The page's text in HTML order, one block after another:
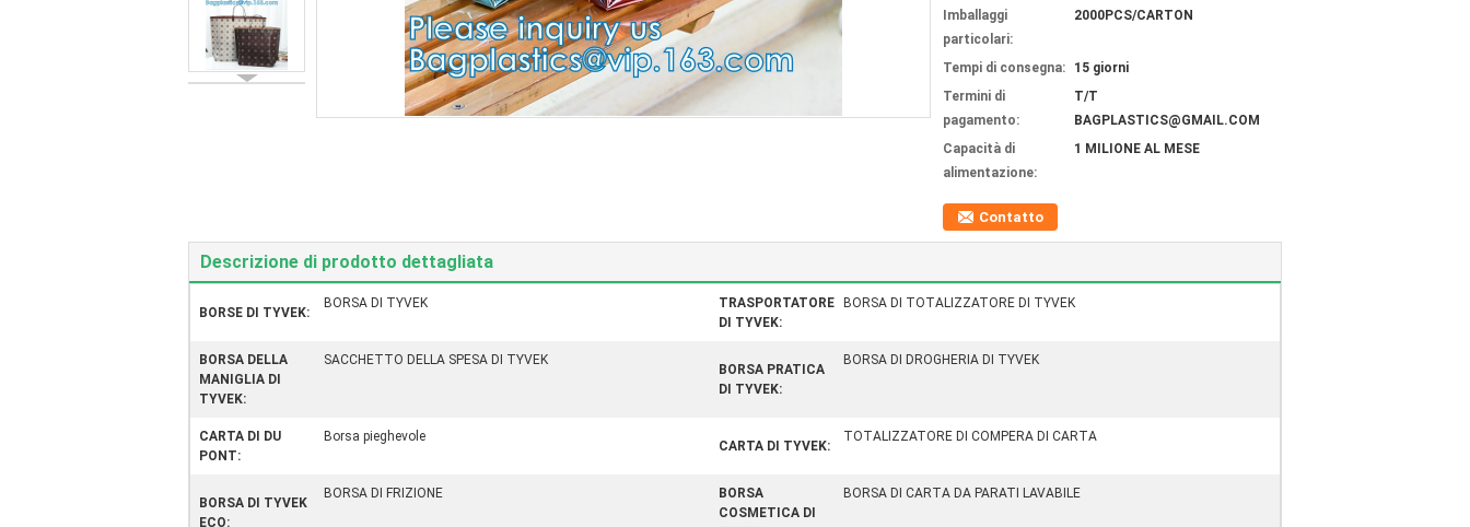
Imballaggi
particolari:
2000PCS/CARTON
Tempi di consegna:
15 giorni
Termini di
pagamento:
T/T
BAGPLASTICS@GMAIL.COM
Capacità di
alimentazione:
1 MILIONE AL MESE
Contatto
Descrizione di prodotto dettagliata
BORSE DI TYVEK:
BORSA DI TYVEK
TRASPORTATORE
DI TYVEK:
BORSA DI TOTALIZZATORE DI TYVEK
BORSA DELLA
MANIGLIA DI
TYVEK:
SACCHETTO DELLA SPESA DI TYVEK
BORSA PRATICA
DI TYVEK:
BORSA DI DROGHERIA DI TYVEK
CARTA DI DU
PONT:
Borsa pieghevole
CARTA DI TYVEK:
TOTALIZZATORE DI COMPERA DI CARTA
BORSA DI TYVEK
ECO:
BORSA DI FRIZIONE
BORSA
COSMETICA DI
BORSA DI CARTA DA PARATI LAVABILE